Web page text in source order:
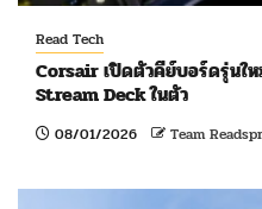
Read Tech
Corsair เปิดตัวคีย์บอร์ดรุ่นให
Stream Deck ในตัว
08/01/2026 Team